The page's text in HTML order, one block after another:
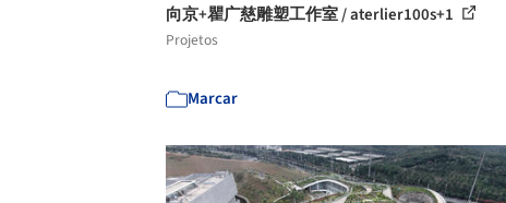
向京+瞿广慈雕塑工作室 / aterlier100s+1
Projetos
Marcar